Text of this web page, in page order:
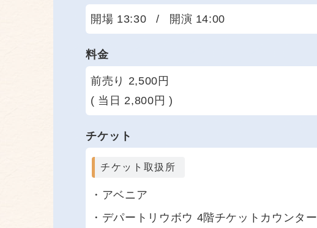
開場 13:30 / 開演 14:00
料金
前売り 2,500円
( 当日 2,800円 )
チケット
チケット取扱所
アベニア
デパートリウボウ 4階チケットカウンター